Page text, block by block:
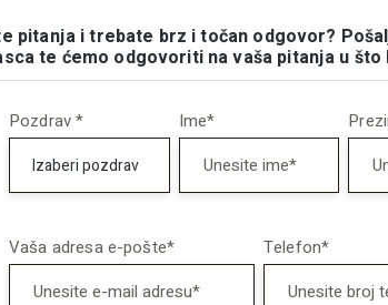
pitanja i trebate brz i točan odgovor?
te ćemo odgovoriti na vaša pitanja u
Pozdrav * Ime*
Vaša adresa e-pošte* Telefon*